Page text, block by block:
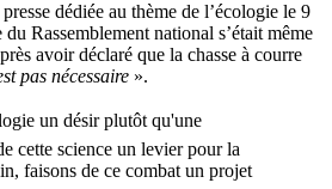
dédiée au thème de l’écologie le 9
Rassemblement national s’était même
avoir déclaré que la chasse à courre
pas nécessaire ».
un désir plutôt qu'une
cette science un levier pour la
faisons de ce combat un projet